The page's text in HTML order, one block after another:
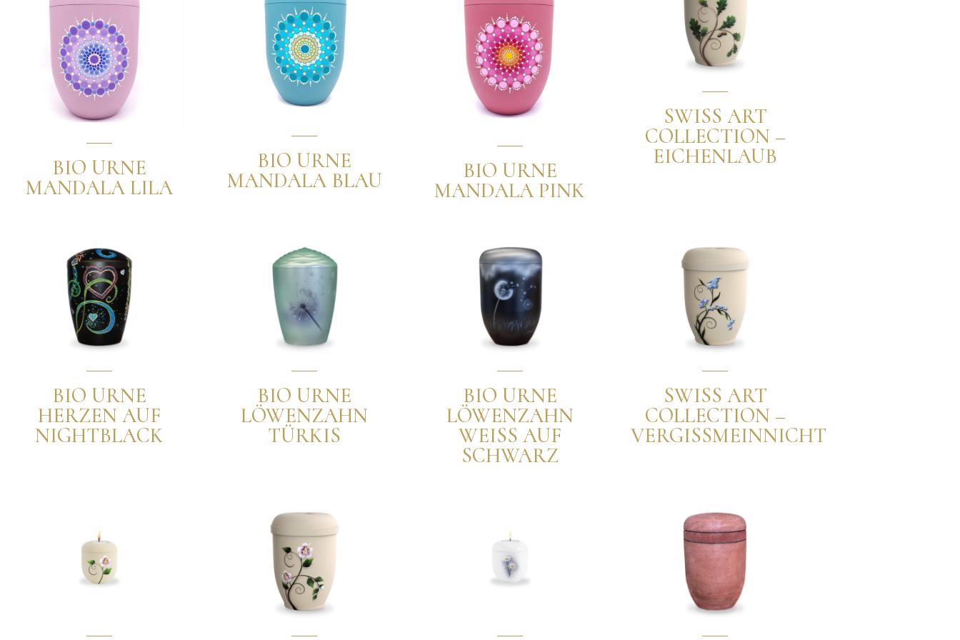
BIO URNE
MANDALA LILA
BIO URNE
MANDALA BLAU
BIO URNE
MANDALA PINK
SWISS ART
COLLECTION –
EICHENLAUB
BIO URNE
HERZEN AUF
NIGHTBLACK
BIO URNE
LÖWENZAHN
TÜRKIS
BIO URNE
LÖWENZAHN
WEISS AUF
SCHWARZ
SWISS ART
COLLECTION –
VERGISSMEINNICHT